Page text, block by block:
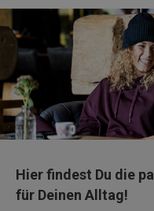
Hier findest Du die
für Deinen Alltag!